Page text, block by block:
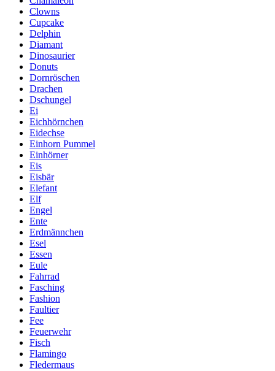
Clowns
Cupcake
Delphin
Diamant
Dinosaurier
Donuts
Dornröschen
Drachen
Dschungel
Ei
Eichhörnchen
Eidechse
Einhorn Pummel
Einhörner
Eis
Eisbär
Elefant
Elf
Engel
Ente
Erdmännchen
Esel
Essen
Eule
Fahrrad
Fasching
Fashion
Faultier
Fee
Feuerwehr
Fisch
Flamingo
Fledermaus